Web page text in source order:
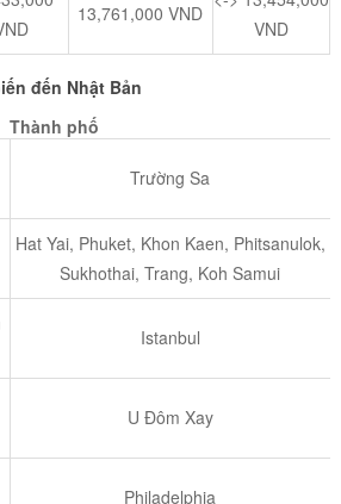
13,761,000 VND
VND
đến Nhật Bản
Thành phố
Trường Sa
Hat Yai, Phuket, Khon Kaen, Phitsanulok,
Sukhothai, Trang, Koh Samui
Istanbul
U Đôm Xay
Philadelphia